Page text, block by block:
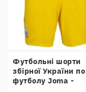
Футбольні шорти
збірної України по
футболу Joma -